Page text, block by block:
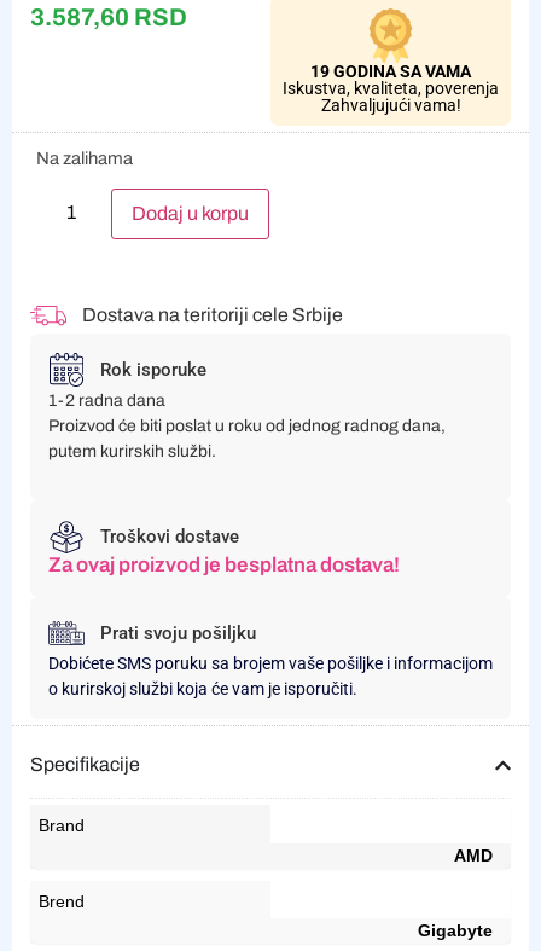
3.587,60 RSD
19 GODINA SA VAMA
Iskustva, kvaliteta, poverenja
Zahvaljujući vama!
Na zalihama
Dodaj u korpu
Dostava na teritoriji cele Srbije
Rok isporuke
1-2 radna dana
Proizvod će biti poslat u roku od jednog radnog dana,
putem kurirskih službi.
Troškovi dostave
Za ovaj proizvod je besplatna dostava!
Prati svoju pošiljku
Dobićete SMS poruku sa brojem vaše pošiljke i informacijom
o kurirskoj službi koja će vam je isporučiti.
Specifikacije
Brand
AMD
Brend
Gigabyte